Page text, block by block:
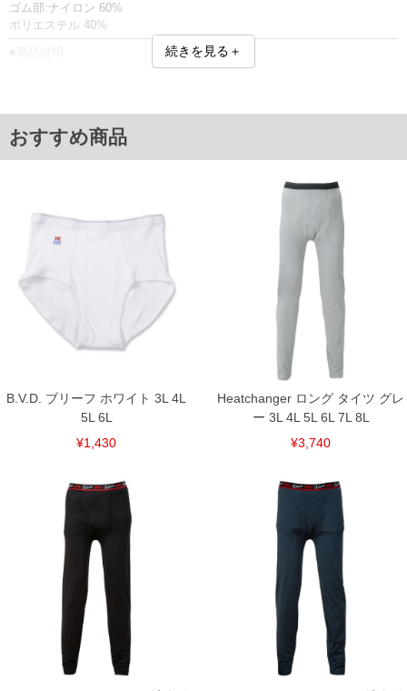
ゴム部:ナイロン 60%
ポリエステル 40%
【サイズについて】
【返品交換について】 開封前なら返品交換できます。
■サイズ表
サイズ/ウエスト
5L/115～130
6L/125～140
単位はcm
※【返品交換について】
返品交換希望の方は、商品到着後1週間以内にご連絡ください。
下着(肌着)やワイシャツは商品の性質上、返品交換不可とさせて頂いております。予め
ご了承くださいませ。
※【ボトムの裾上げをご希望の場合】
備考欄に股下●cmとご記入下さい。（裾上げ無料対象商品は1本につき税込6,000円以
尚、裾上げした商品は返品・交換不可となりますので、予めご了承下さい。
一部、お直しに対応出来ない商品がございます。(例：裾にファスナーや調節ひもが付
いている、極端なデザインが施されている等)
※商品によって若干のサイズの誤差がございます。また、お客様がご使用の環境（コ
ンピュータ画面）によって、商品の色味が若干異なる場合がございます。予めご了承
※当店での掲載商品は、実店鋪と在庫を共用しておりますので店頭での売り違い、店
舗からのお取り寄せ等により、お客様にご迷惑をお掛けしてしまう場合がございま
す。そのようなことがない様最大限に努めておりますが、もしあった場合速やかにご
連絡させて頂きますので予めご了承ください。
続きを見る＋
おすすめ商品
B.V.D. ブリーフ ホワイト 3L 4L
5L 6L
¥1,430
Heatchanger ロング タイツ グレ
ー 3L 4L 5L 6L 7L 8L
¥3,740